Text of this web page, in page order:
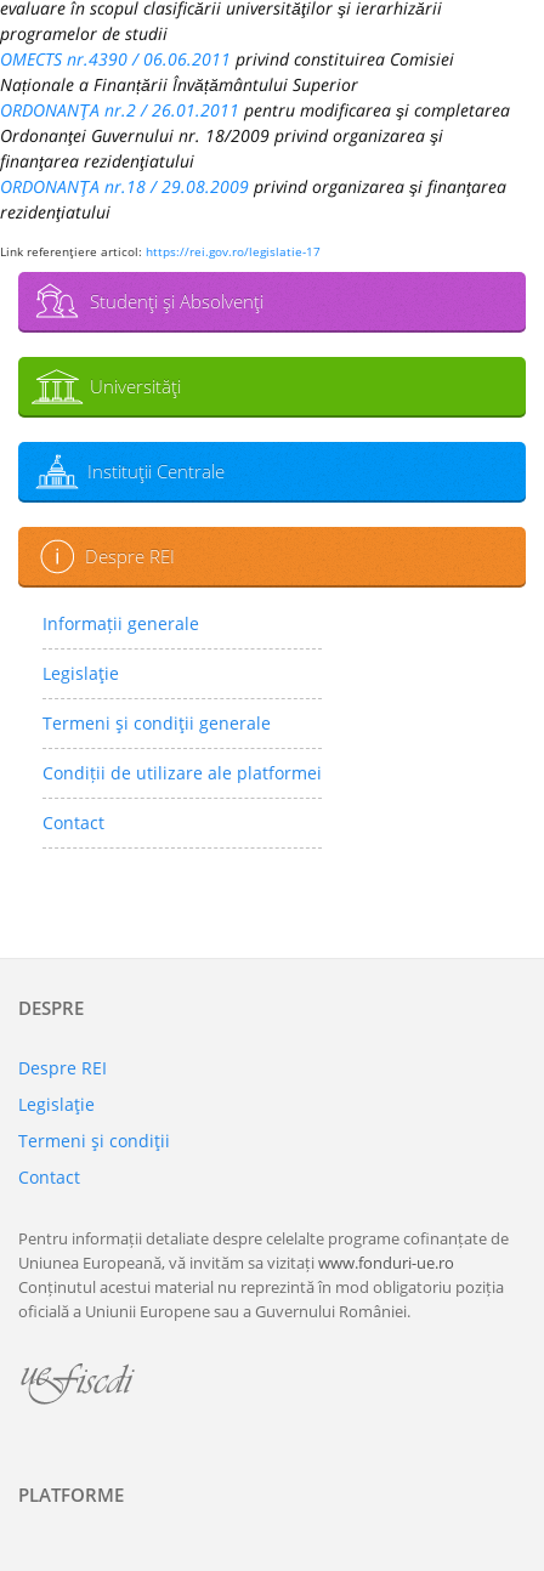
evaluare în scopul clasificării universităţilor şi ierarhizării
programelor de studii
OMECTS nr.4390 / 06.06.2011 privind constituirea Comisiei
Naționale a Finanțării Învățământului Superior
ORDONANŢA nr.2 / 26.01.2011 pentru modificarea şi completarea
Ordonanţei Guvernului nr. 18/2009 privind organizarea şi
finanţarea rezidenţiatului
ORDONANŢA nr.18 / 29.08.2009 privind organizarea şi finanţarea
rezidenţiatului
Link referenţiere articol: https://rei.gov.ro/legislatie-17
Studenţi şi Absolvenţi
Universităţi
Instituţii Centrale
Despre REI
Informații generale
Legislaţie
Termeni şi condiţii generale
Condiții de utilizare ale platformei
Contact
DESPRE
Despre REI
Legislaţie
Termeni şi condiţii
Contact
Pentru informații detaliate despre celelalte programe cofinanțate de
Uniunea Europeană, vă invităm sa vizitațiwww.fonduri-ue.ro
Conținutul acestui material nu reprezintă în mod obligatoriu poziția
oficială a Uniunii Europene sau a Guvernului României.
PLATFORME